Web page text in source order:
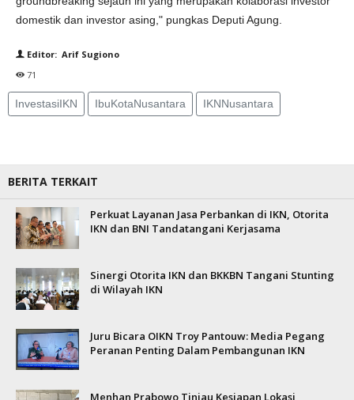
domestik dan investor asing," pungkas Deputi Agung.
Editor: Arif Sugiono
71
InvestasiIKN IbuKotaNusantara IKNNusantara
BERITA TERKAIT
Perkuat Layanan Jasa Perbankan di IKN, Otorita
IKN dan BNI Tandatangani Kerjasama
Sinergi Otorita IKN dan BKKBN Tangani Stunting
di Wilayah IKN
Juru Bicara OIKN Troy Pantouw: Media Pegang
Peranan Penting Dalam Pembangunan IKN
Menhan Prabowo Tinjau Kesiapan Lokasi